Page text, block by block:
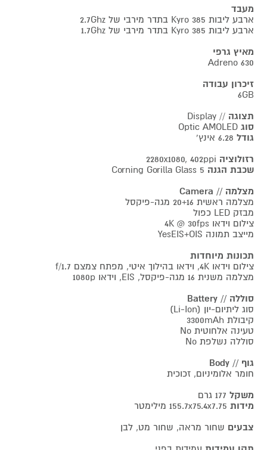
מעבד
ארבע ליבות Kyro 385 בתדר מירבי של 2.7Ghz
ארבע ליבות Kyro 385 בתדר מירבי של 1.7Ghz
מאיץ גרפי
Adreno 630
זיכרון עבודה
6GB
תצוגה // Display
סוג Optic AMOLED
גודל 6.28 אינץ'
רזולוציה 2280x1080, 402ppi
שכבת הגנה
מצלמה // Camera
מצלמה ראשית 20+16 מגה-פיקסל
מבזק LED כפול
צילום וידאו 4K @ 30fps
מייצב תמונה YesEIS+OIS
תכונות מיוחדות
צילום וידאו 4K, וידאו בהילוך איטי, מפתח צמצם f/1.7
מצלמה משנית 16 מגה-פיקסל, EIS, וידאו 1080p
סוללה // Battery
סוג ליתיום-יון (Li-Ion)
קיבולת 3300mAh
טעינה אלחוטית No
סוללה נשלפת No
גוף // Body
חומר אלומיניום, זכוכית
משקל 177 גרם
מידות 155.7x75.4x7.75 מילימטר
צבעים שחור מראה, שחור מט, לבן